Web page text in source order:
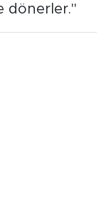
dönerler."